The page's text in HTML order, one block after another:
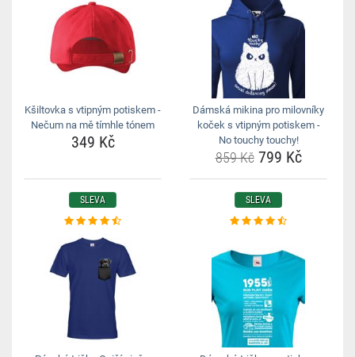
Kšiltovka s vtipným potiskem -
Nečum na mě tímhle tónem
349 Kč
Dámská mikina pro milovníky
koček s vtipným potiskem -
No touchy touchy!
859 Kč799 Kč
SLEVA SLEVA